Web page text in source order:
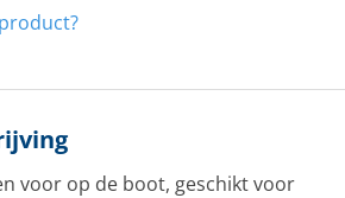
voor op de boot, geschikt voor